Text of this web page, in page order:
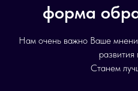
форма
Нам очень важно Ваше
развития
Станем